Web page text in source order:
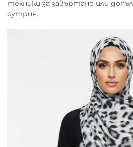
техники за завъртане или
сутрин.